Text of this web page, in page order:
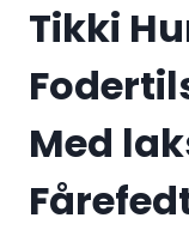
Tikki
Med